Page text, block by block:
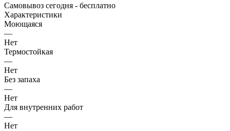
Самовывоз сегодня - бесплатно
Характеристики
Моющаяся
—
Нет
Термостойкая
—
Нет
Без запаха
—
Нет
Для внутренних работ
—
Нет